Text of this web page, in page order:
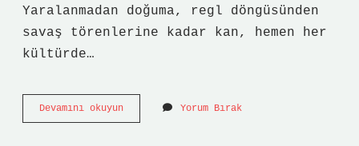
Yaralanmadan doğuma, regl döngüsünden
savaş törenlerine kadar kan, hemen her
kültürde…
Devamını okuyunKanama
nedir
Yorum Bırak